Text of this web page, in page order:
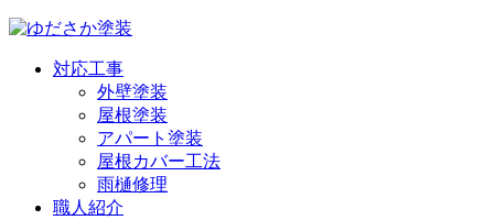
対応工事
外壁塗装
屋根塗装
アパート塗装
屋根カバー工法
雨樋修理
職人紹介